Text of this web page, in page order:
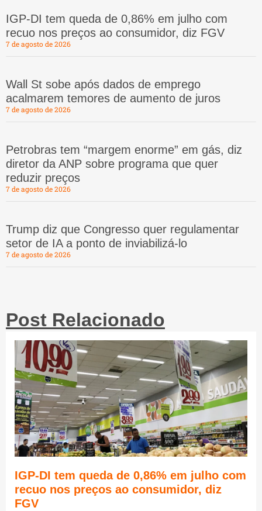
IGP-DI tem queda de 0,86% em julho com
recuo nos preços ao consumidor, diz FGV
7 de agosto de 2026
Wall St sobe após dados de emprego
acalmarem temores de aumento de juros
7 de agosto de 2026
Petrobras tem “margem enorme” em gás, diz
diretor da ANP sobre programa que quer
reduzir preços
7 de agosto de 2026
Trump diz que Congresso quer regulamentar
setor de IA a ponto de inviabilizá-lo
7 de agosto de 2026
Post Relacionado
IGP-DI tem queda de 0,86% em julho com
recuo nos preços ao consumidor, diz
FGV